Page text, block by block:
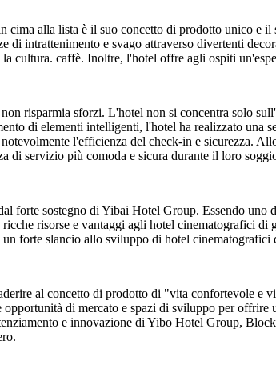
alla lista è il suo concetto di prodotto unico e
di intrattenimento e svago attraverso divertenti
cultura. caffè. Inoltre, l'hotel offre agli ospiti
risparmia sforzi. L'hotel non si concentra solo
di elementi intelligenti, l'hotel ha realizzato
l'efficienza del check-in e sicurezza.
di servizio più comoda e sicura durante il loro
forte sostegno di Yibai Hotel Group. Essendo
risorse e vantaggi agli hotel cinematografici
forte slancio allo sviluppo di hotel cinematografici
al concetto di prodotto di "vita confortevole
opportunità di mercato e spazi di sviluppo per
e innovazione di Yibo Hotel Group,